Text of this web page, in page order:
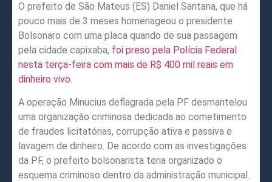
O prefeito de São Mateus (ES) Daniel Santana, que há
pouco mais de 3 meses homenageou o presidente
Bolsonaro com uma placa quando de sua passagem
pela cidade capixaba, foi preso pela Polícia Federal
nesta terça-feira com mais de R$ 400 mil reais em
dinheiro vivo.
A operação Minucius deflagrada pela PF desmantelou
uma organização criminosa dedicada ao cometimento
de fraudes licitatórias, corrupção ativa e passiva e
lavagem de dinheiro. De acordo com as investigações
da PF, o prefeito bolsonarista teria organizado o
esquema criminoso dentro da administração municipal.